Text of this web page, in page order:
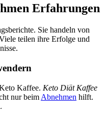
Erfahrungen
Sie handeln von
teilen ihre Erfolge und
Kaffee. Keto Diät Kaffee
nur beim Abnehmen hilft.